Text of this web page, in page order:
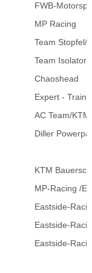
FWB-
MP Racing
Team Stopfel/
Team Isolator
Chaoshead
Expert -
AC Team/
Diller
KTM
MP-Racing /
Eastside-
Eastside-
Eastside-